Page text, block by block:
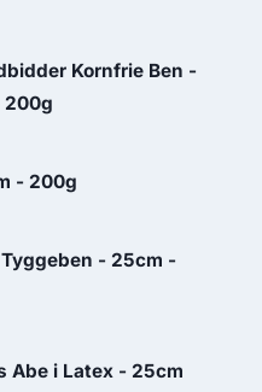
Kornfrie Ben -
200g
- 200g
- 25cm -
Abe i Latex - 25cm